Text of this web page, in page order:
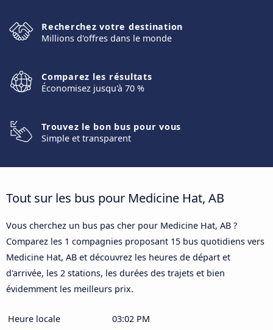
Recherchez votre destination
Millions d'offres dans le monde
Comparez les résultats
Économisez jusqu'à 70 %
Trouvez le bon bus pour vous
Simple et transparent
Tout sur les bus pour Medicine Hat, AB
Vous cherchez un bus pas cher pour Medicine Hat, AB ?
Comparez les 1 compagnies proposant 15 bus quotidiens vers
Medicine Hat, AB et découvrez les heures de départ et
d'arrivée, les 2 stations, les durées des trajets et bien
évidemment les meilleurs prix.
Heure locale
03:02 PM